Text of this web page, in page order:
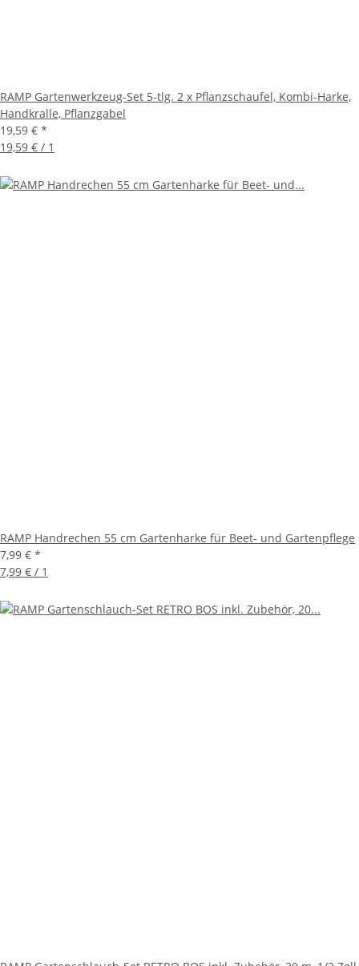
RAMP Gartenwerkzeug-Set 5-tlg. 2 x Pflanzschaufel, Kombi-Harke,
Handkralle, Pflanzgabel
19,59 € *
19,59 € / 1
RAMP Handrechen 55 cm Gartenharke für Beet- und Gartenpflege
7,99 € *
7,99 € / 1